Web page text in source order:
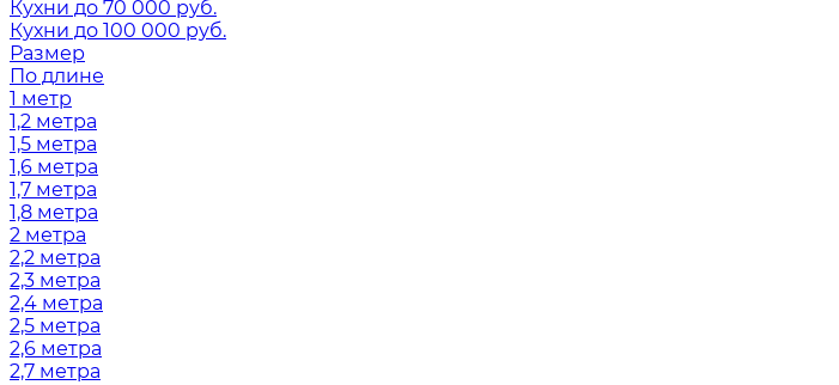
Кухни до 70 000 руб.
Кухни до 100 000 руб.
Размер
По длине
1 метр
1,2 метра
1,5 метра
1,6 метра
1,7 метра
1,8 метра
2 метра
2,2 метра
2,3 метра
2,4 метра
2,5 метра
2,6 метра
2,7 метра